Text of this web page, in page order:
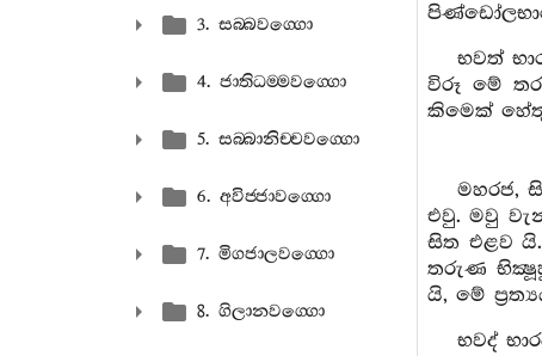
3. සබ‍්බවග‍්ගො
4. ජාතිධම‍්මවග‍්ගො
5. සබ‍්බානිච‍්චවග‍්ගො
6. අවිජ‍්ජාවග‍්ගො
7. මිගජාලවග‍්ගො
8. ගිලානවග‍්ගො
භවත්
විරූ මේ
කිමෙක් හේතු
මහරජ,
එවු. මවු
සිත එළව
තරුණ
යි, මේ
භවද්